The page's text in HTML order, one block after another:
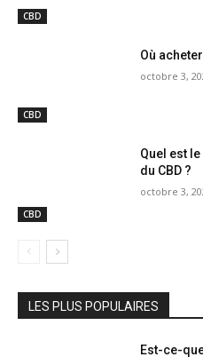
CBD
CBD
Où
octobre 3,
CBD
Quel est
du CBD ?
octobre 3,
LES PLUS POPULAIRES
Est-ce-